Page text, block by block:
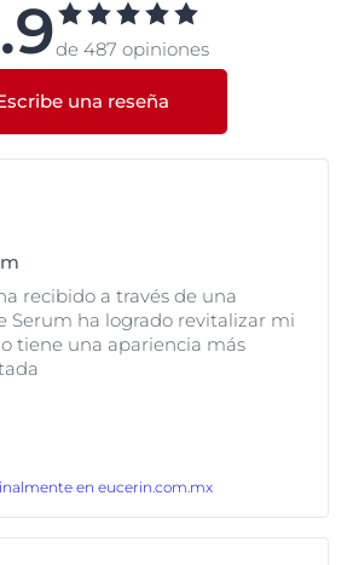
la piel o junto con otros
Eucerin® Anti-Pigment
de 487 opiniones
una reseña
recibido a través de una
Serum ha logrado revitalizar mi
tiene una apariencia más
en eucerin.com.mx